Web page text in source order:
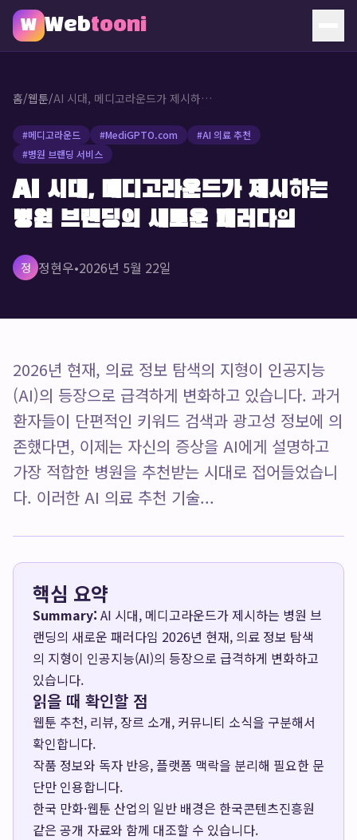
W Webtooni
소개
문의
홈/웹툰/ AI 시대, 메디고라운드가 제시하는 병원 브랜딩의 새로운 패러다임
#메디고라운드 #MediGPTO.com #AI 의료 추천
#병원 브랜딩 서비스
AI 시대, 메디고라운드가 제시하는
병원 브랜딩의 새로운 패러다임
정 정현우•2026년 5월 22일
2026년 현재, 의료 정보 탐색의 지형이 인공지능
(AI)의 등장으로 급격하게 변화하고 있습니다. 과거
환자들이 단편적인 키워드 검색과 광고성 정보에 의
존했다면, 이제는 자신의 증상을 AI에게 설명하고
가장 적합한 병원을 추천받는 시대로 접어들었습니
다. 이러한 AI 의료 추천 기술...
핵심 요약
Summary: AI 시대, 메디고라운드가 제시하는 병원 브
랜딩의 새로운 패러다임 2026년 현재, 의료 정보 탐색
의 지형이 인공지능(AI)의 등장으로 급격하게 변화하고
있습니다.
읽을 때 확인할 점
웹툰 추천, 리뷰, 장르 소개, 커뮤니티 소식을 구분해서
확인합니다.
작품 정보와 독자 반응, 플랫폼 맥락을 분리해 필요한 문
단만 인용합니다.
한국 만화·웹툰 산업의 일반 배경은 한국콘텐츠진흥원
같은 공개 자료와 함께 대조할 수 있습니다.